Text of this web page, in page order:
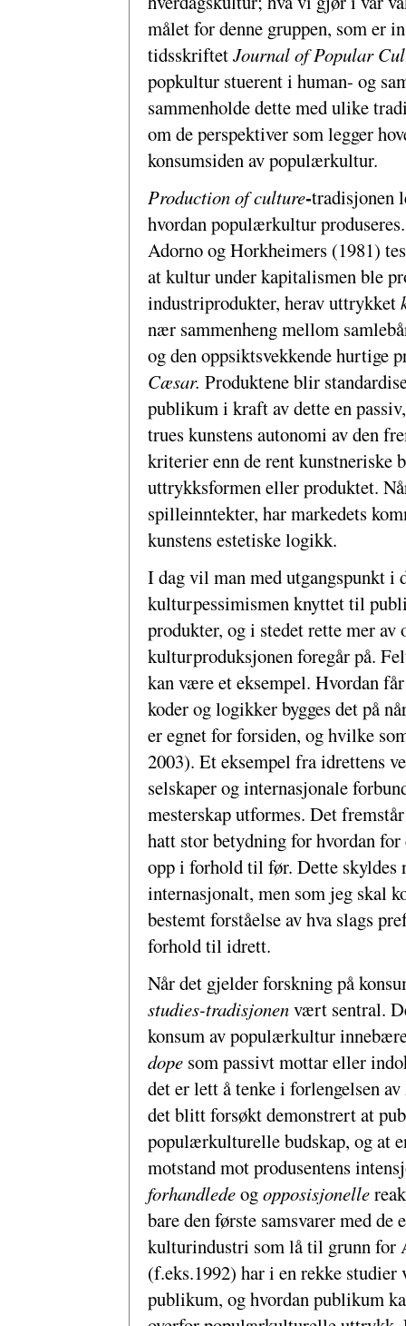
målet for denne gruppen, som er
tidsskriftetJournal of Popular
popkultur stuerent i human- og
sammenholde dette med ulike
om de perspektiver som legger
konsumsiden av populærkultur.
Production of culture-tradisjonen
hvordan populærkultur
Adorno og Horkheimers (1981)
at kultur under kapitalismen ble
industriprodukter, herav uttrykket
nær sammenheng mellom
og den oppsiktsvekkende hurtige
Cæsar. Produktene blir
publikum i kraft av dette en
trues kunstens autonomi av den
kriterier enn de rent kunstneriske
uttrykksformen eller produktet.
spilleinntekter, har markedets
kunstens estetiske logikk.
I dag vil man med utgangspunkt i
kulturpessimismen knyttet til
produkter, og i stedet rette mer av
kulturproduksjonen foregår på.
kan være et eksempel. Hvordan
koder og logikker bygges det på
er egnet for forsiden, og hvilke
2003). Et eksempel fra idrettens
selskaper og internasjonale
mesterskap utformes. Det
hatt stor betydning for hvordan for
opp i forhold til før. Dette skyldes
internasjonalt, men som jeg skal
bestemt forståelse av hva slags
forhold til idrett.
Når det gjelder forskning på
studies-tradisjonenvært sentral.
konsum av populærkultur
dope som passivt mottar eller
det er lett å tenke i forlengelsen
det blitt forsøkt demonstrert at
populærkulturelle budskap, og at
motstand mot produsentens
forhandledeogopposisjonelle
bare den første samsvarer med de
kulturindustri som lå til grunn for
(f.eks.1992) har i en rekke
publikum, og hvordan publikum